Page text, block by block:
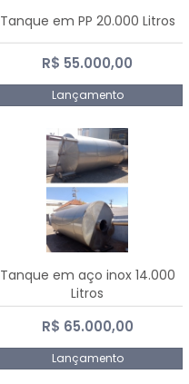
Tanque em PP 20.000 Litros
R$ 55.000,00
Lançamento
Tanque em aço inox 14.000
Litros
R$ 65.000,00
Lançamento